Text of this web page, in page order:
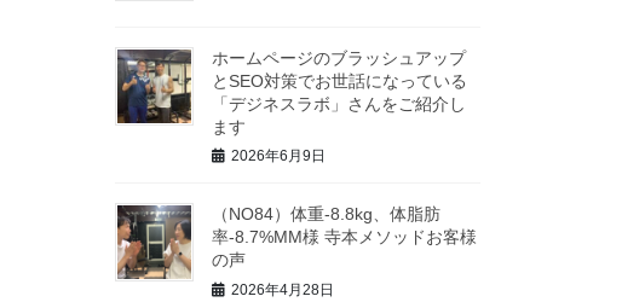
ホームページのブラッシュアップ
とSEO対策でお世話になっている
「デジネスラボ」さんをご紹介し
ます
2026年6月9日
（NO84）体重-8.8kg、体脂肪
率-8.7%MM様 寺本メソッドお客様
の声
2026年4月28日